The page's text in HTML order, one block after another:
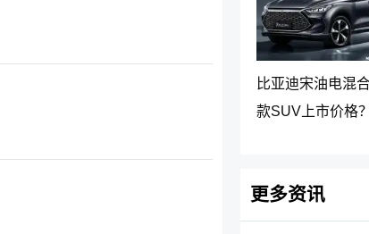
比亚迪宋油电混
款SUV上市价格
更多资讯